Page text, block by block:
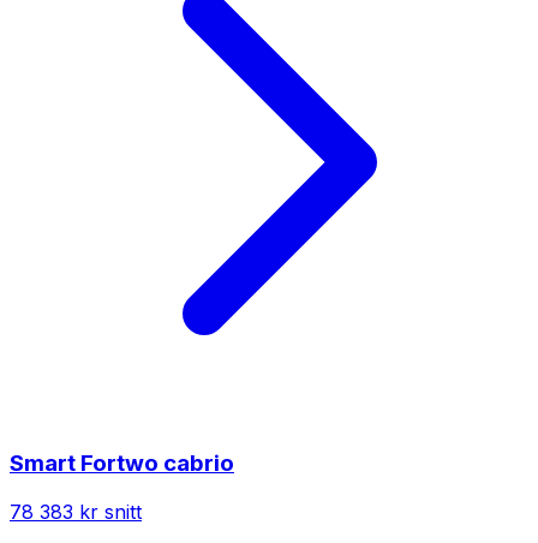
Smart Fortwo cabrio
78 383 kr snitt